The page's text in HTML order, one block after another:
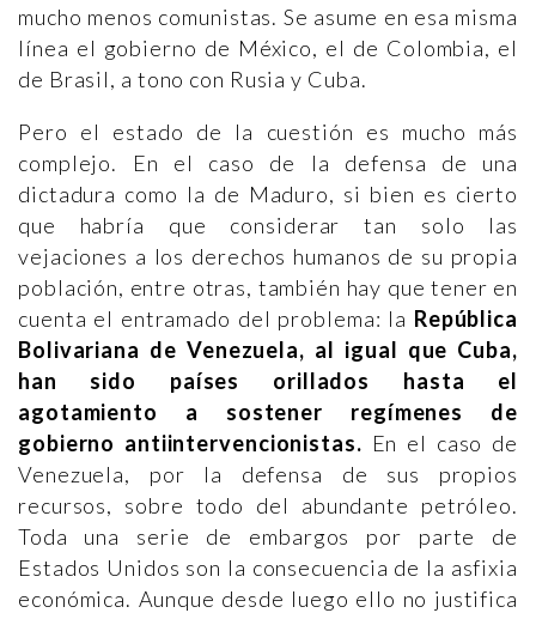
mucho menos comunistas. Se asume en esa misma
línea el gobierno de México, el de Colombia, el
de Brasil, a tono con Rusia y Cuba.
Pero el estado de la cuestión es mucho más
complejo. En el caso de la defensa de una
dictadura como la de Maduro, si bien es cierto
que habría que considerar tan solo las
vejaciones a los derechos humanos de su propia
población, entre otras, también hay que tener en
cuenta el entramado del problema: la República
Bolivariana de Venezuela, al igual que Cuba,
han sido países orillados hasta el
agotamiento a sostener regímenes de
gobierno antiintervencionistas. En el caso de
Venezuela, por la defensa de sus propios
recursos, sobre todo del abundante petróleo.
Toda una serie de embargos por parte de
Estados Unidos son la consecuencia de la asfixia
económica. Aunque desde luego ello no justifica